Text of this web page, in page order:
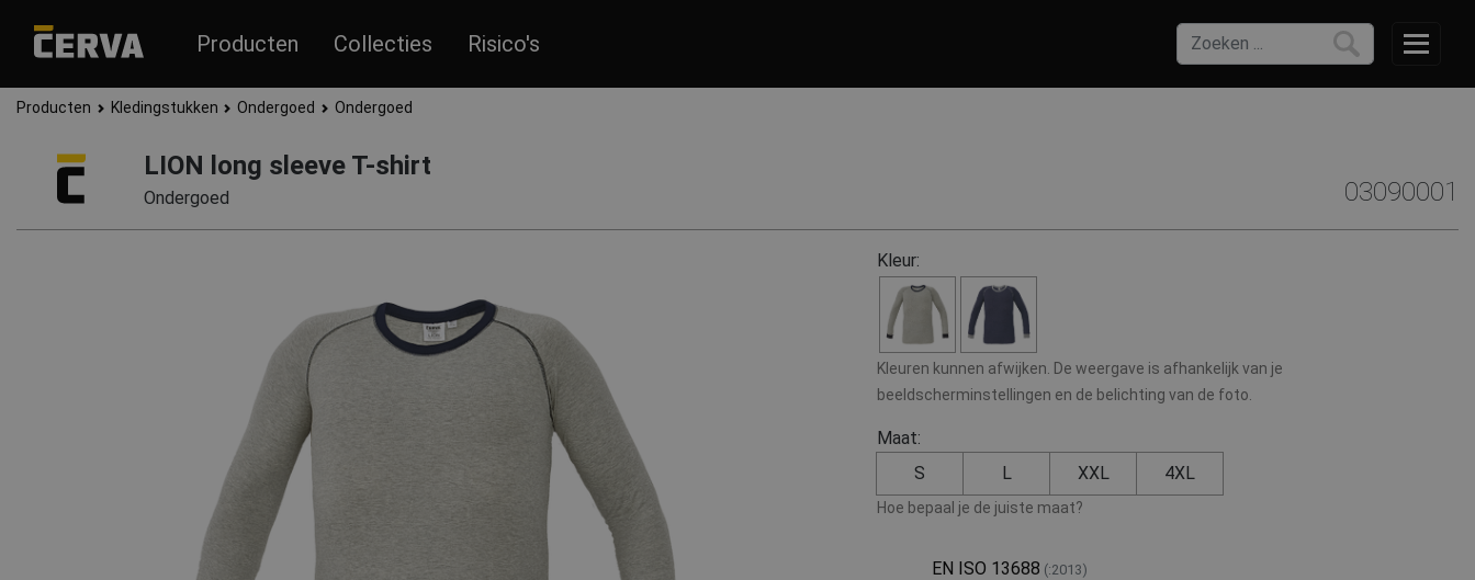
Producten Collecties Risico's
Producten Kledingstukken Ondergoed Ondergoed
LION long sleeve T-shirt
Ondergoed 03090001
Kleur:
Kleuren kunnen afwijken. De weergave is afhankelijk van je
beeldscherminstellingen en de belichting van de foto.
Maat:
S
L XXL 4XL
Hoe bepaal je de juiste maat?
EN ISO 13688 (:2013)